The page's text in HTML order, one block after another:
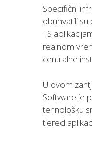
Specifični
obuhvatili su
TS
realnom
centralne
U ovom
Software je
tehnološku
tiered